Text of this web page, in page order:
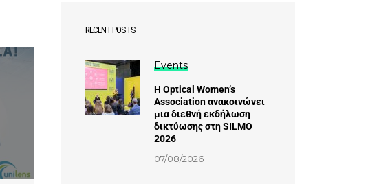
RECENT POSTS
Events
Η Optical Women’s
Association ανακοινώνει
μια διεθνή εκδήλωση
δικτύωσης στη SILMO
2026
07/08/2026